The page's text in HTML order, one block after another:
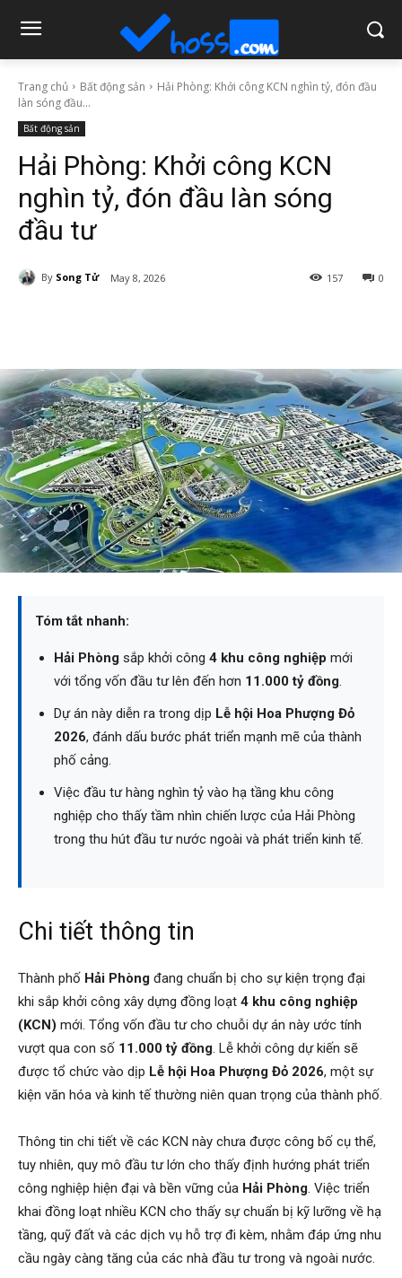
Trang chủ Bất động sản
Hải Phòng: Khởi công KCN nghìn tỷ, đón đầu
làn sóng đầu...
Bất động sản
Hải Phòng: Khởi công KCN
nghìn tỷ, đón đầu làn sóng
đầu tư
By Song Tử May 8, 2026 0
157
Tóm tắt nhanh:
Hải Phòng sắp khởi công 4 khu công nghiệp mới
với tổng vốn đầu tư lên đến hơn 11.000 tỷ đồng.
Dự án này diễn ra trong dịp Lễ hội Hoa Phượng Đỏ
2026, đánh dấu bước phát triển mạnh mẽ của thành
phố cảng.
Việc đầu tư hàng nghìn tỷ vào hạ tầng khu công
nghiệp cho thấy tầm nhìn chiến lược của Hải Phòng
trong thu hút đầu tư nước ngoài và phát triển kinh tế.
Chi tiết thông tin
Thành phố Hải Phòng đang chuẩn bị cho sự kiện trọng đại
khi sắp khởi công xây dựng đồng loạt 4 khu công nghiệp
(KCN) mới. Tổng vốn đầu tư cho chuỗi dự án này ước tính
vượt qua con số 11.000 tỷ đồng. Lễ khởi công dự kiến sẽ
được tổ chức vào dịp Lễ hội Hoa Phượng Đỏ 2026, một sự
kiện văn hóa và kinh tế thường niên quan trọng của thành phố.
Thông tin chi tiết về các KCN này chưa được công bố cụ thể,
tuy nhiên, quy mô đầu tư lớn cho thấy định hướng phát triển
công nghiệp hiện đại và bền vững của Hải Phòng. Việc triển
khai đồng loạt nhiều KCN cho thấy sự chuẩn bị kỹ lưỡng về hạ
tầng, quỹ đất và các dịch vụ hỗ trợ đi kèm, nhằm đáp ứng nhu
cầu ngày càng tăng của các nhà đầu tư trong và ngoài nước.